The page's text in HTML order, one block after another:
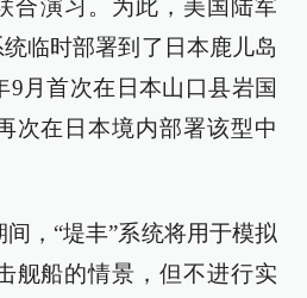
合演习。为此，美国陆军
临时部署到了日本鹿儿岛
9月首次在日本山口县岩国
次在日本境内部署该型中
，“堤丰”系统将用于模拟
舰船的情景，但不进行实